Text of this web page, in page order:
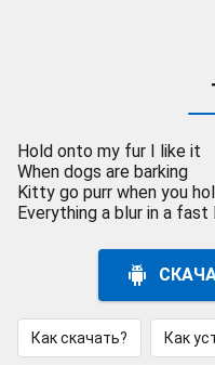
Hold onto my fur I like it
When dogs are barking
Kitty go purr when you
Everything a blur in a
Как скачать? Как